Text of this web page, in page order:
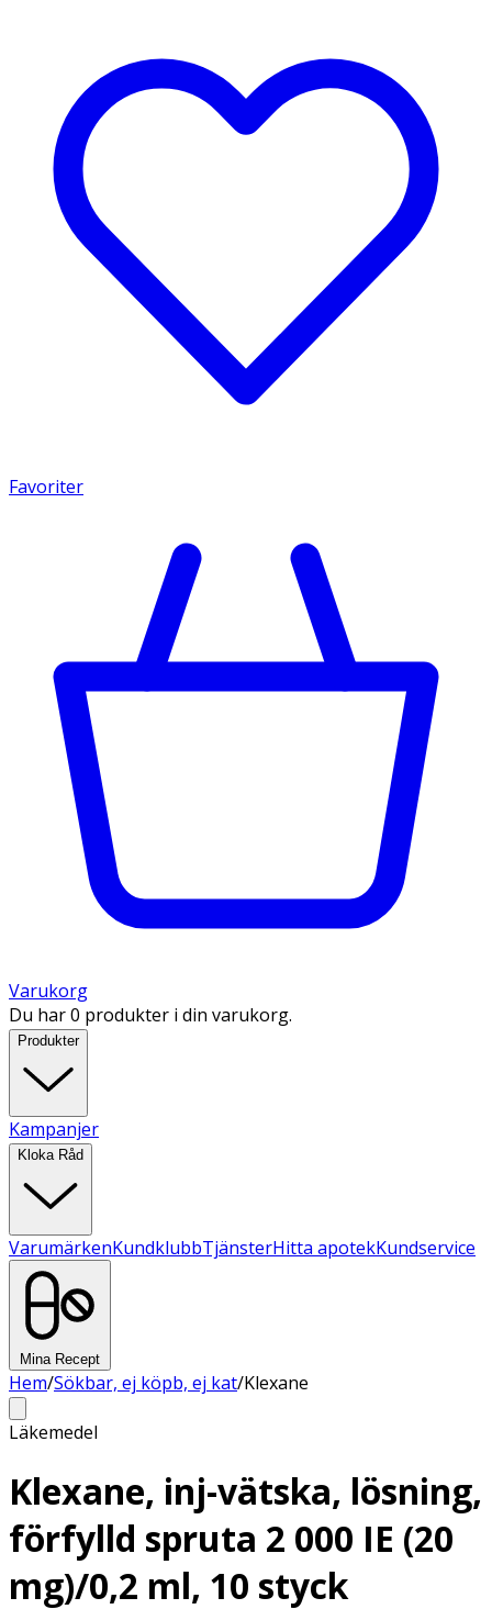
Favoriter
Varukorg
Du har 0 produkter i din varukorg.
Produkter
Kampanjer
Kloka Råd
VarumärkenKundklubbTjänsterHitta apotekKundservice
Mina Recept
Hem/Sökbar, ej köpb, ej kat/Klexane
Läkemedel
Klexane, inj-vätska, lösning,
förfylld spruta 2 000 IE (20
mg)/0,2 ml, 10 styck